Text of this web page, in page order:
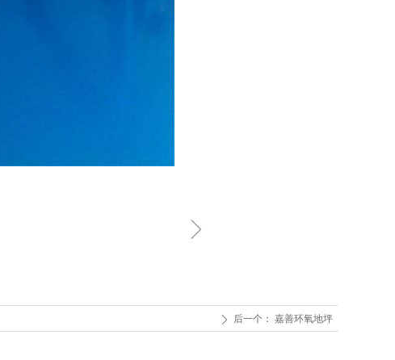
ꁇ
ꄲ 后一个： 嘉善环氧地坪